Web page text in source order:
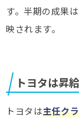
す。半期の成果
映されます。
トヨタは昇
トヨタは主任ク